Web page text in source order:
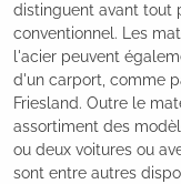
distinguent avant tout
conventionnel. Les
l'acier peuvent
d'un carport, comme
Friesland. Outre le
assortiment des
ou deux voitures ou
sont entre autres